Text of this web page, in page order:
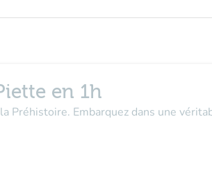
en 1h
Préhistoire. Embarquez dans une